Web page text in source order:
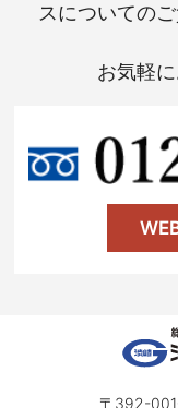
スについての
お気軽
〒392-